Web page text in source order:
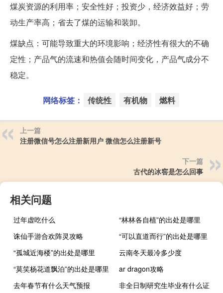
煤炭资源的利用率；安全性好；投资少，经济效益好；劳
动生产率高；省去了煤的运输和装卸。
煤缺点：可能导致重大的环境影响；经济性有很大的不确
定性；产品气的流速和热值会随时间变化，产品气成分不
稳定。
网络标签： 传统性 有机物 燃料
上一篇
注册微信号怎么注册新用户 微信怎么注册新号
下一篇
古代的冰窖是怎么回事
相关问题
过年虚吃什么
“林林各自植”的出处是哪里
诛仙手游合欢阵灵攻略
“可以直道而行”的出处是哪里
“孤城近海楼”的出处是哪里
云南冬天最冷多少度
“莫笑杨花道飘泊”的出处是哪里
ar dragon攻略
去年春节有什么天气预报
非全日制研究生毕业有什么证